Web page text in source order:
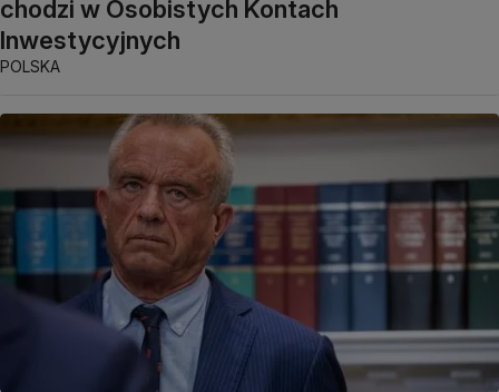
chodzi w Osobistych Kontach
Inwestycyjnych
POLSKA